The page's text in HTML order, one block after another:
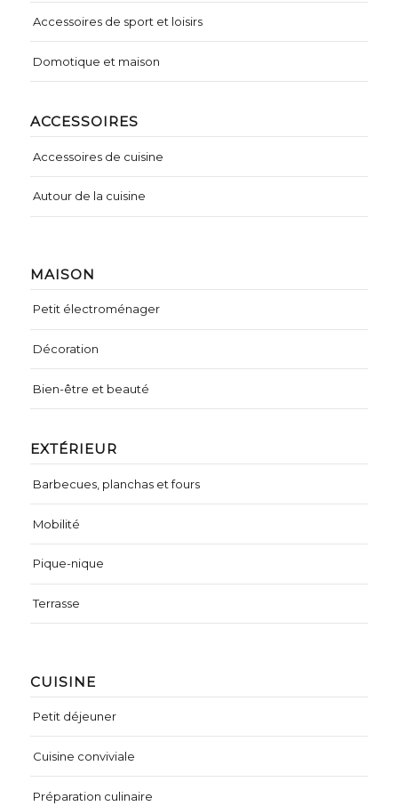
CUISINE
Petit déjeuner
Cuisine conviviale
Préparation culinaire
MAISON
Petit électroménager
Décoration
Bien-être et beauté
EXTÉRIEUR
Barbecues, planchas et fours
Mobilité
Pique-nique
Terrasse
Accessoires de sport et loisirs
Domotique et maison
ACCESSOIRES
Accessoires de cuisine
Autour de la cuisine